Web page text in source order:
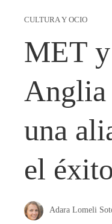
CULTURA Y OCIO
MET
Anglia
una
el
Adara Lomeli